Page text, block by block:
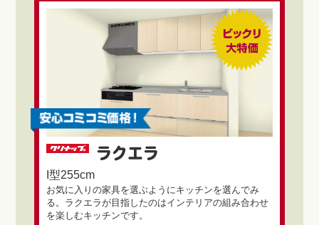
ラクエラ
I型255cm
お気に入りの家具を選ぶようにキッチンを選んでみ
る。ラクエラが目指したのはインテリアの組み合わせ
を楽しむキッチンです。